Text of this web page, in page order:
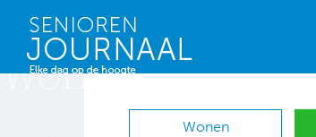
Wonen